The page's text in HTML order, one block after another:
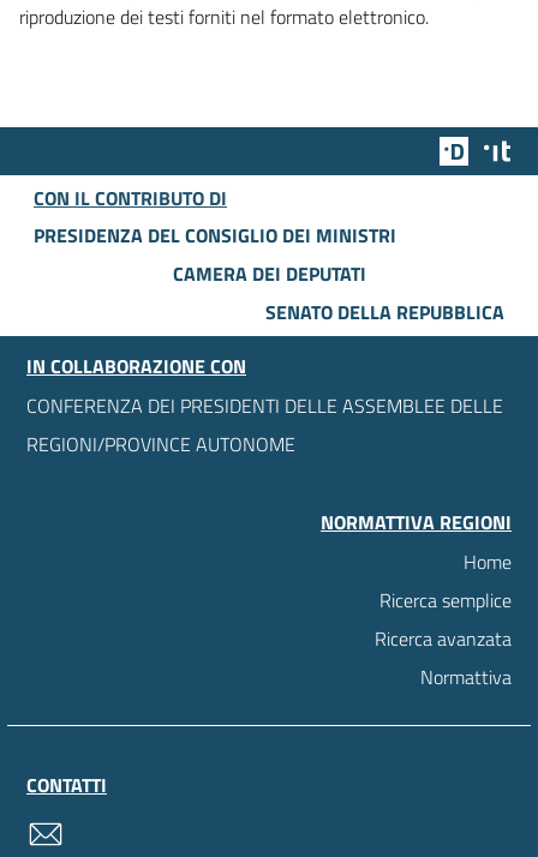
riproduzione dei testi forniti nel formato elettronico.
Team
CON IL CONTRIBUTO DI
PRESIDENZA DEL CONSIGLIO DEI MINISTRI
CAMERA DEI DEPUTATI
SENATO DELLA REPUBBLICA
IN COLLABORAZIONE CON
CONFERENZA DEI PRESIDENTI DELLE ASSEMBLEE DELLE
REGIONI/PROVINCE AUTONOME
NORMATTIVA REGIONI
Home
Ricerca semplice
Ricerca avanzata
Normattiva
CONTATTI